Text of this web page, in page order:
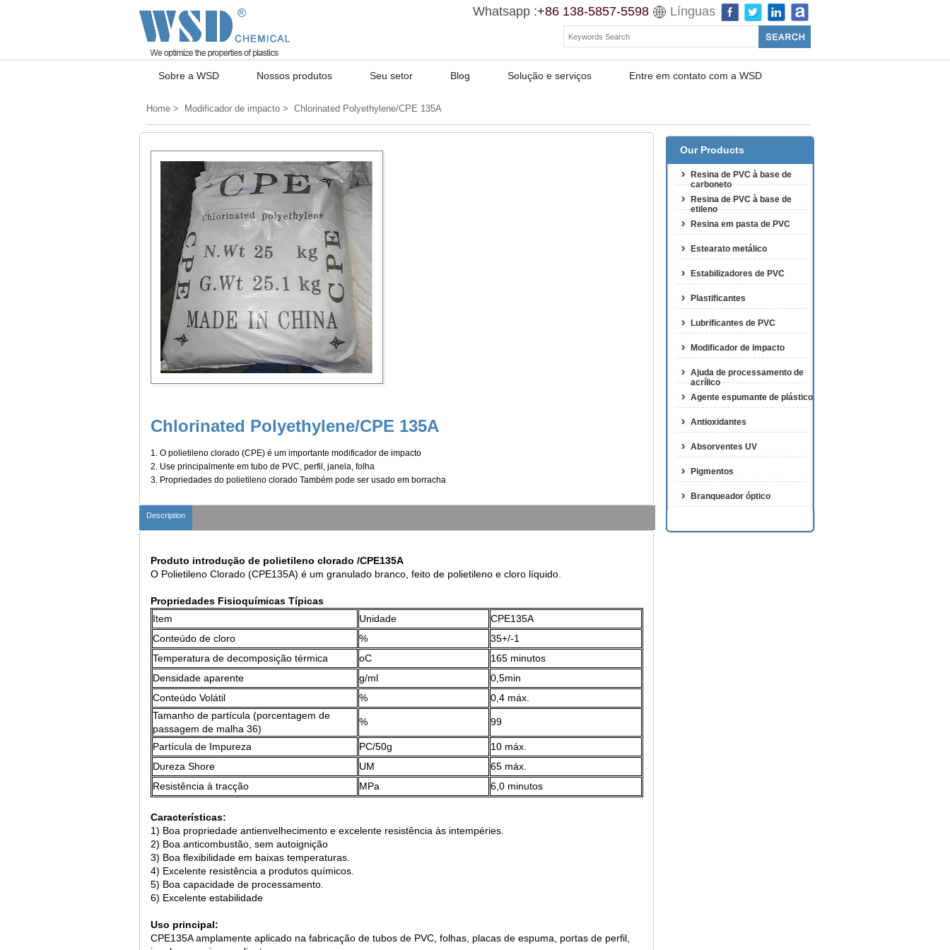
Whatsapp :+86 138-5857-5598 Línguas
Sobre a WSD Nossos produtos Seu setor Blog Solução e serviços Entre em contato com a WSD
Home> Modificador de impacto> Chlorinated Polyethylene/CPE 135A
Chlorinated Polyethylene/CPE 135A
1. O polietileno clorado (CPE) é um importante modificador de impacto
2. Use principalmente em tubo de PVC, perfil, janela, folha
3. Propriedades do polietileno clorado Também pode ser usado em borracha
Description
Produto introdução de polietileno clorado /CPE135A
O Polietileno Clorado (CPE135A) é um granulado branco, feito de polietileno e cloro líquido.
Propriedades Fisioquímicas Típicas
Item
Unidade
CPE135A
Conteúdo de cloro
%
35+/-1
Temperatura de decomposição térmica
oC
165 minutos
Densidade aparente
g/ml
0,5min
Conteúdo Volátil
%
0,4 máx.
Tamanho de partícula (porcentagem de
passagem de malha 36)
% 99
Partícula de Impureza PC/50g
10 máx.
Dureza Shore
UM
65 máx.
Resistência à tracção
MPa 6,0 minutos
Características:
1) Boa propriedade antienvelhecimento e excelente resistência às intempéries.
2) Boa anticombustão, sem autoignição
3) Boa flexibilidade em baixas temperaturas.
4) Excelente resistência a produtos químicos.
5) Boa capacidade de processamento.
6) Excelente estabilidade
Uso principal:
CPE135A amplamente aplicado na fabricação de tubos de PVC, folhas, placas de espuma, portas de perfil,
Our Products
Resina de PVC à base de
carboneto
Resina de PVC à base de
etileno
Resina em pasta de PVC
Estearato metálico
Estabilizadores de PVC
Plastificantes
Lubrificantes de PVC
Modificador de impacto
Ajuda de processamento de
acrílico
Agente espumante de plástico
Antioxidantes
Absorventes UV
Pigmentos
Branqueador óptico